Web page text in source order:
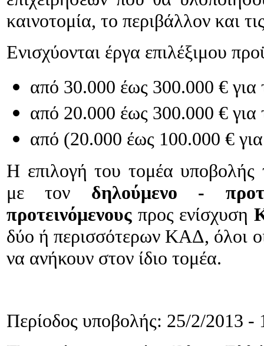
καινοτομία, το περιβάλλον και
Ενισχύονται έργα επιλέξιμου
από 30.000 έως 300.000 €
από 20.000 έως 300.000 € για
από (20.000 έως 100.000 €
Η επιλογή του τομέα υποβολής
με τον δηλούμενο -
προτεινόμενους προς ενίσχυση
δύο ή περισσότερων ΚΑΔ, όλοι
να ανήκουν στον ίδιο τομέα.
Περίοδος υποβολής: 25/2/2013 -